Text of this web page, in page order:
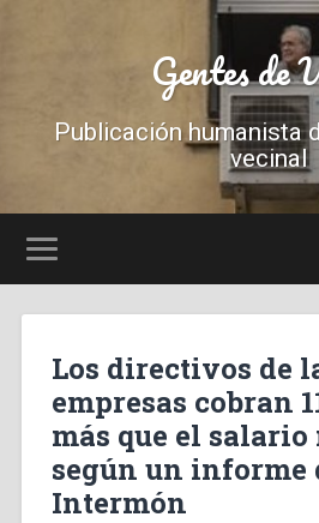
Gentes de
Publicación humanista
vecinal
Los directivos de
empresas cobran
más que el salario
según un informe
Intermón